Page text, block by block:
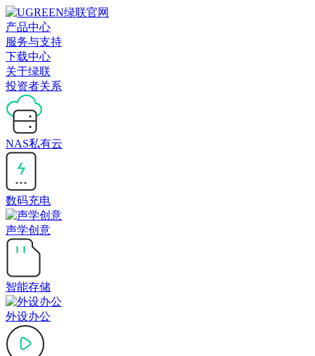
产品中心
服务与支持
下载中心
关于绿联
投资者关系
NAS私有云
数码充电
声学创意
智能存储
外设办公